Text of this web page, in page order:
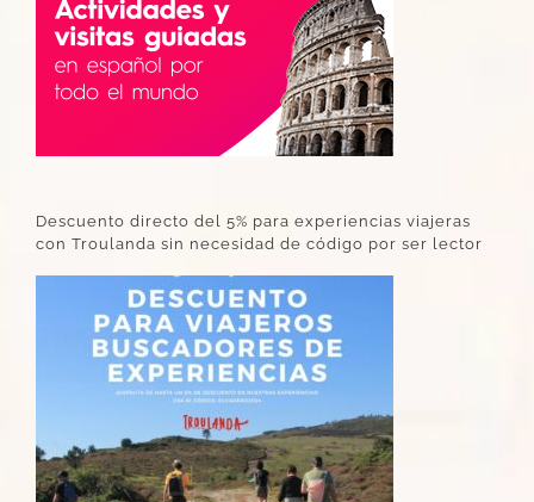
Descuento directo del 5% para experiencias viajeras
con Troulanda sin necesidad de código por ser lector